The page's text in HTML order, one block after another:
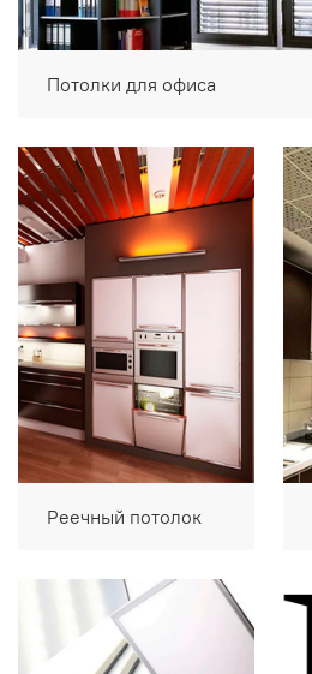
Потолки для офиса
Реечный потолок